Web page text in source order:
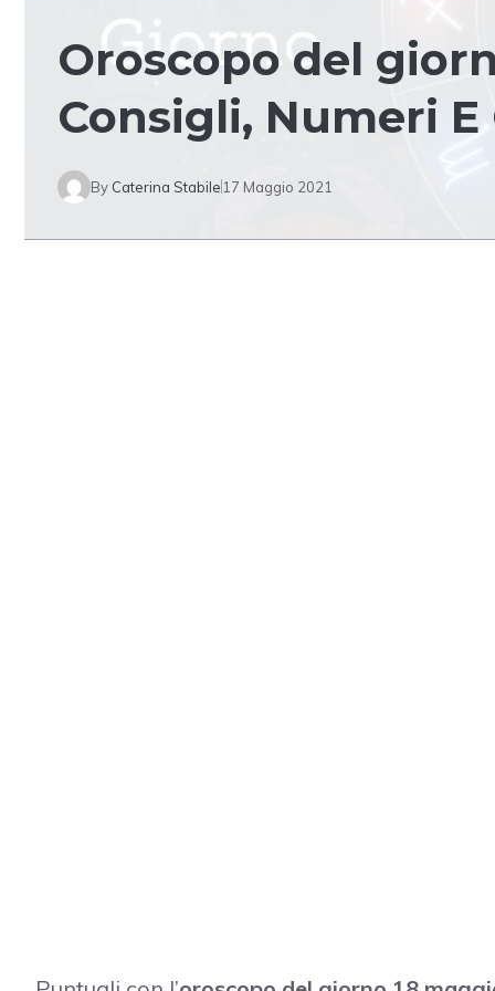
Oroscopo del
Consigli, Numeri E
By Caterina Stabile 17 Maggio 2021